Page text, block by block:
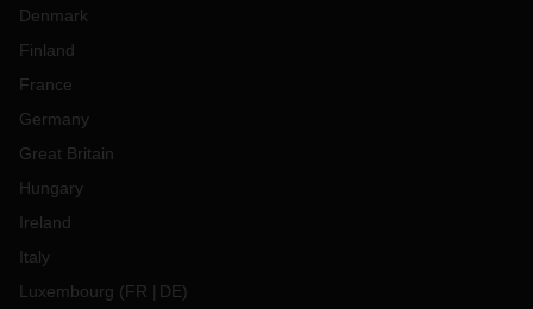
Denmark
Finland
France
Germany
Great Britain
Hungary
Ireland
Italy
Luxembourg (FR DE)